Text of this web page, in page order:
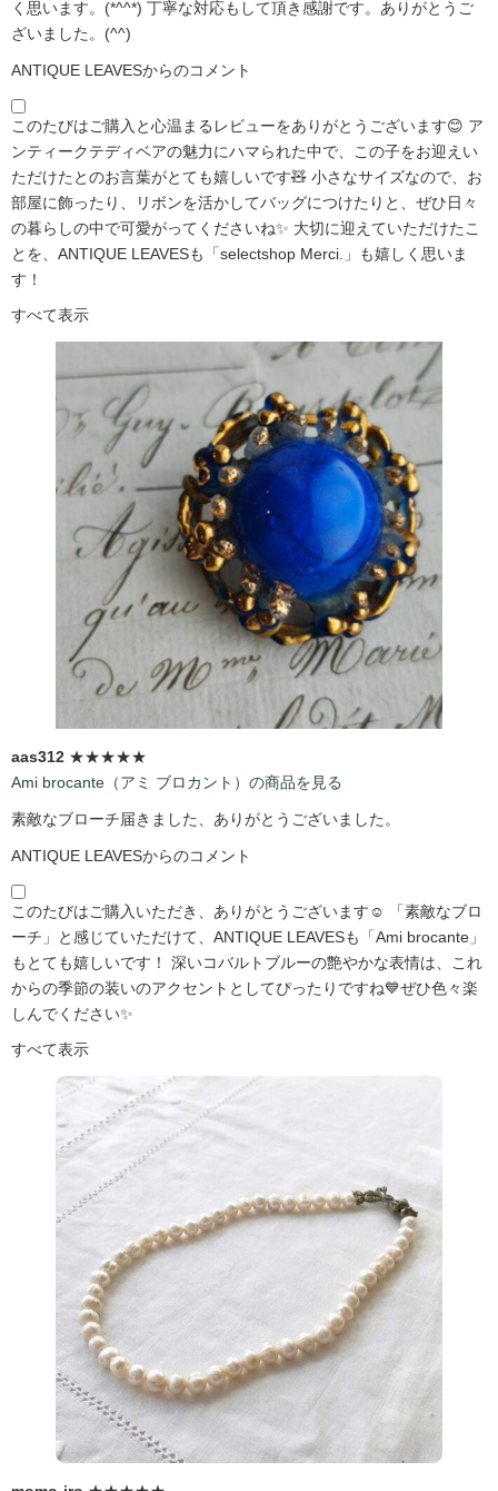
く思います。(*^^*) 丁寧な対応もして頂き感謝です。ありがとうご
ざいました。(^^)
ANTIQUE LEAVESからのコメント
このたびはご購入と心温まるレビューをありがとうございます😊 ア
ンティークテディベアの魅力にハマられた中で、この子をお迎えい
ただけたとのお言葉がとても嬉しいです🧸 小さなサイズなので、お
部屋に飾ったり、リボンを活かしてバッグにつけたりと、ぜひ日々
の暮らしの中で可愛がってくださいね✨ 大切に迎えていただけたこ
とを、ANTIQUE LEAVESも「selectshop Merci.」も嬉しく思いま
す！
すべて表示
aas312 ★★★★★
Ami brocante（アミ ブロカント）の商品を見る
素敵なブローチ届きました、ありがとうございました。
ANTIQUE LEAVESからのコメント
このたびはご購入いただき、ありがとうございます☺️ 「素敵なブロ
ーチ」と感じていただけて、ANTIQUE LEAVESも「Ami brocante」
もとても嬉しいです！ 深いコバルトブルーの艶やかな表情は、これ
からの季節の装いのアクセントとしてぴったりですね💙ぜひ色々楽
しんでください✨
すべて表示